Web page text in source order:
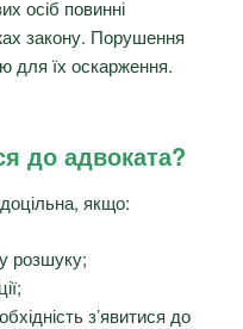
осіб повинні
закону. Порушення
для їх оскарження.
до адвоката?
якщо:
розшуку;
з’явитися до